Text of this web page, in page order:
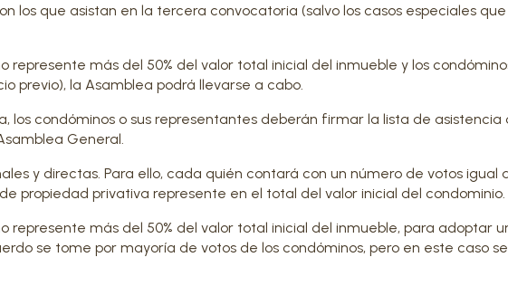
los que asistan en la tercera convocatoria (salvo los casos especiales
represente más del 50% del valor total inicial del inmueble y los
previo), la Asamblea podrá llevarse a cabo.
los condóminos o sus representantes deberán firmar la lista de asistencia
General.
y directas. Para ello, cada quién contará con un número de votos igual
propiedad privativa represente en el total del valor inicial del condominio.
represente más del 50% del valor total inicial del inmueble, para adoptar
se tome por mayoría de votos de los condóminos, pero en este caso